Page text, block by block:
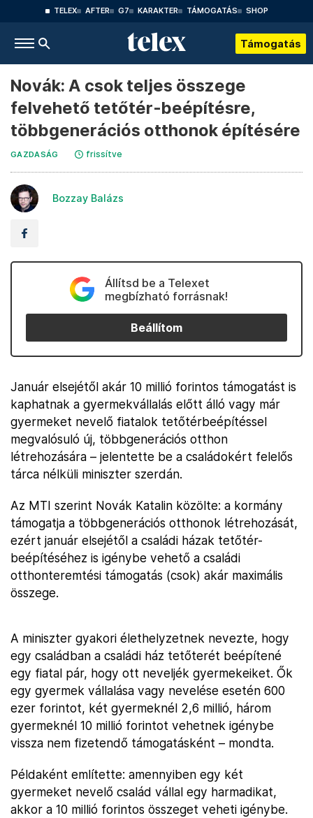
TELEX AFTER G7 KARAKTER TÁMOGATÁS SHOP
Támogatás
Novák: A csok teljes összege
felvehető tetőtér-beépítésre,
többgenerációs otthonok építésére
GAZDASÁG frissítve
Bozzay Balázs
Állítsd be a Telexet
megbízható forrásnak!
Beállítom
Január elsejétől akár 10 millió forintos támogatást is
kaphatnak a gyermekvállalás előtt álló vagy már
gyermeket nevelő fiatalok tetőtérbeépítéssel
megvalósuló új, többgenerációs otthon
létrehozására – jelentette be a családokért felelős
tárca nélküli miniszter szerdán.
Az MTI szerint Novák Katalin közölte: a kormány
támogatja a többgenerációs otthonok létrehozását,
ezért január elsejétől a családi házak tetőtér-
beépítéséhez is igénybe vehető a családi
otthonteremtési támogatás (csok) akár maximális
összege.
A miniszter gyakori élethelyzetnek nevezte, hogy
egy családban a családi ház tetőterét beépítené
egy fiatal pár, hogy ott neveljék gyermekeiket. Ők
egy gyermek vállalása vagy nevelése esetén 600
ezer forintot, két gyermeknél 2,6 millió, három
gyermeknél 10 millió forintot vehetnek igénybe
vissza nem fizetendő támogatásként – mondta.
Példaként említette: amennyiben egy két
gyermeket nevelő család vállal egy harmadikat,
akkor a 10 millió forintos összeget veheti igénybe.